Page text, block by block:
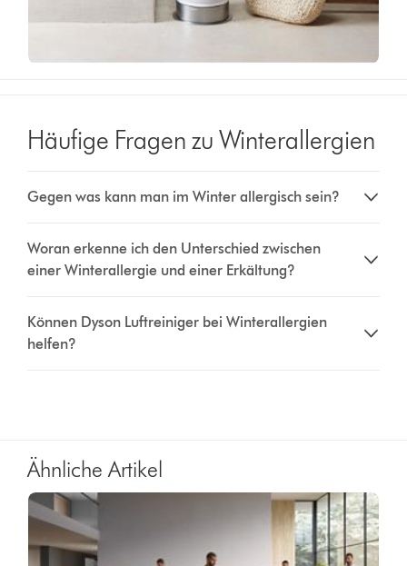
Häufige Fragen zu Winterallergien
Gegen was kann man im Winter allergisch sein?
Woran erkenne ich den Unterschied zwischen
einer Winterallergie und einer Erkältung?
Können Dyson Luftreiniger bei Winterallergien
helfen?
Ähnliche Artikel